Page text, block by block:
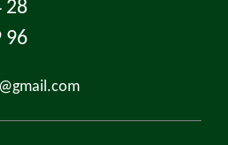
28
96